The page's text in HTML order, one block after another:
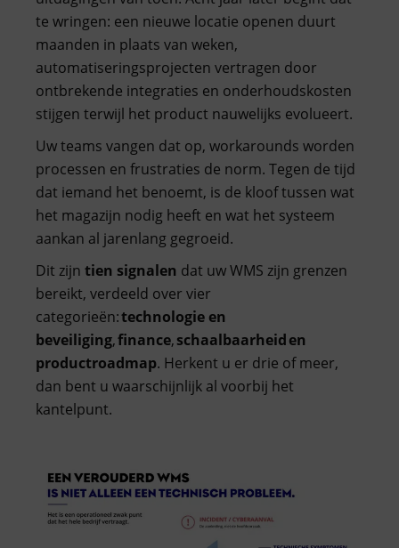
te wringen: een nieuwe locatie openen duurt
maanden in plaats van weken,
automatiseringsprojecten vertragen door
ontbrekende integraties en onderhoudskosten
stijgen terwijl het product nauwelijks evolueert.
Uw teams vangen dat op, workarounds worden
processen en frustraties de norm. Tegen de tijd
dat iemand het benoemt, is de kloof tussen wat
het magazijn nodig heeft en wat het systeem
aankan al jarenlang gegroeid.
Dit zijn tien signalen dat uw WMS zijn grenzen
bereikt, verdeeld over vier
categorieën:technologie en
beveiliging,finance,schaalbaarheid en
productroadmap. Herkent u er drie of meer,
dan bent u waarschijnlijk al voorbij het
kantelpunt.